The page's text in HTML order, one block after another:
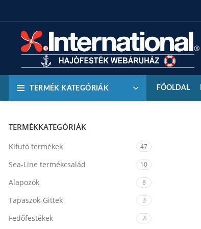
TERMÉK KATEGÓRIÁK FŐOLDAL
TERMÉKKATEGÓRIÁK
Kifutó termékek 47
Sea-Line termékcsalád 10
Alapozók 8
Tapaszok-Gittek 3
Fedőfestékek 2